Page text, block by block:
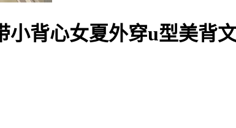
小背心女夏外穿u型美背